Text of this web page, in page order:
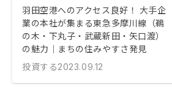
羽田空港へのアクセス良好！ 大手企
業の本社が集まる東急多摩川線（鵜
の木・下丸子・武蔵新田・矢口渡）
の魅力｜まちの住みやすさ発見
投資する2023.09.12